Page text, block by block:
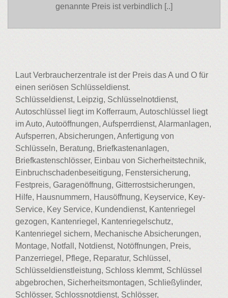
genannte Preis ist verbindlich [..]
Laut Verbraucherzentrale ist der Preis das A und O für
einen seriösen Schlüsseldienst.
Schlüsseldienst, Leipzig, Schlüsselnotdienst,
Autoschlüssel liegt im Kofferraum, Autoschlüssel liegt
im Auto, Autoöffnungen, Aufsperrdienst, Alarmanlagen,
Aufsperren, Absicherungen, Anfertigung von
Schlüsseln, Beratung, Briefkastenanlagen,
Briefkastenschlösser, Einbau von Sicherheitstechnik,
Einbruchschadenbeseitigung, Fenstersicherung,
Festpreis, Garagenöffnung, Gitterrostsicherungen,
Hilfe, Hausnummern, Hausöffnung, Keyservice, Key-
Service, Key Service, Kundendienst, Kantenriegel
gezogen, Kantenriegel, Kantenriegelschutz,
Kantenriegel sichern, Mechanische Absicherungen,
Montage, Notfall, Notdienst, Notöffnungen, Preis,
Panzerriegel, Pflege, Reparatur, Schlüssel,
Schlüsseldienstleistung, Schloss klemmt, Schlüssel
abgebrochen, Sicherheitsmontagen, Schließylinder,
Schlösser, Schlossnotdienst, Schlösser,